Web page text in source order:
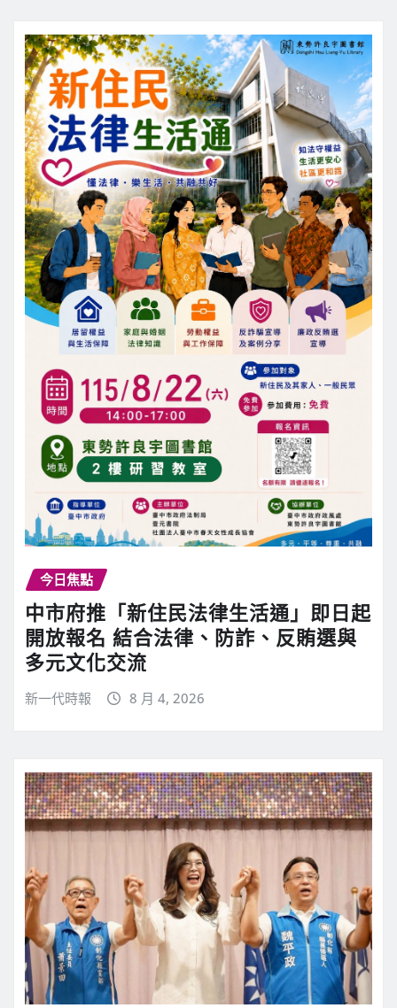
今日焦點
中市府推「新住民法律生活通」即日起
開放報名 結合法律、防詐、反賄選與
多元文化交流
新一代時報 8 月 4, 2026